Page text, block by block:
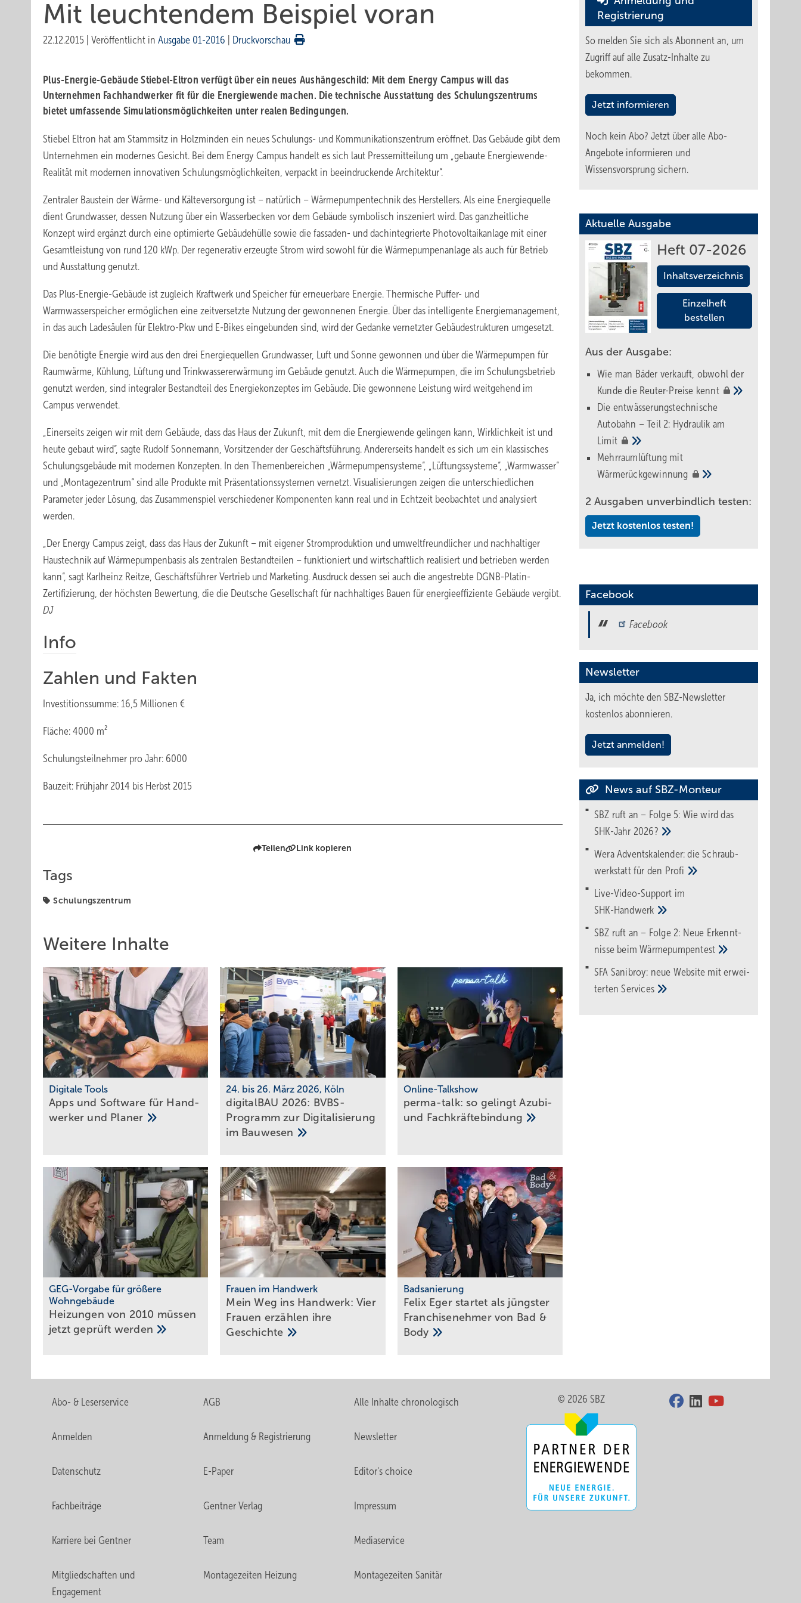
Mit leuchtendem Beispiel voran
22.12.2015 Veröffentlicht in Ausgabe 01-2016 Druckvorschau
Plus-Energie-GebäudeStiebel-Eltron verfügt über ein neues Aushängeschild: Mit dem Energy Campus will das
Unternehmen Fachhandwerker fit für die Energiewende machen. Die technische Ausstattung des Schulungszentrums
bietet umfassende Simulationsmöglichkeiten unter realen Bedingungen.
Stiebel Eltron hat am Stammsitz in Holzminden ein neues Schulungs- und Kommunikationszentrum eröffnet. Das Gebäude gibt dem
Unternehmen ein modernes Gesicht. Bei dem Energy Campus handelt es sich laut Pressemitteilung um „gebaute Energiewende-
Realität mit modernen innovativen Schulungsmöglichkeiten, verpackt in beeindruckende Architektur“.
Zentraler Baustein der Wärme- und Kälteversorgung ist – natürlich – Wärmepumpentechnik des Herstellers. Als eine Energiequelle
dient Grundwasser, dessen Nutzung über ein Wasserbecken vor dem Gebäude symbolisch inszeniert wird. Das ganzheitliche
Konzept wird ergänzt durch eine optimierte Gebäudehülle sowie die fassaden- und dachintegrierte Photovoltaikanlage mit einer
Gesamtleistung von rund 120 kWp. Der regenerativ erzeugte Strom wird sowohl für die Wärmepumpenanlage als auch für Betrieb
und Ausstattung genutzt.
Das Plus-Energie-Gebäude ist zugleich Kraftwerk und Speicher für erneuerbare Energie. Thermische Puffer- und
Warmwasserspeicher ermöglichen eine zeitversetzte Nutzung der gewonnenen Energie. Über das intelligente Energiemanagement,
in das auch Ladesäulen für Elektro-Pkw und E-Bikes eingebunden sind, wird der Gedanke vernetzter Gebäudestrukturen umgesetzt.
Die benötigte Energie wird aus den drei Energiequellen Grundwasser, Luft und Sonne gewonnen und über die Wärmepumpen für
Raumwärme, Kühlung, Lüftung und Trinkwassererwärmung im Gebäude genutzt. Auch die Wärmepumpen, die im Schulungsbetrieb
genutzt werden, sind integraler Bestandteil des Energiekonzeptes im Gebäude. Die gewonnene Leistung wird weitgehend im
Campus verwendet.
„Einerseits zeigen wir mit dem Gebäude, dass das Haus der Zukunft, mit dem die Energiewende gelingen kann, Wirklichkeit ist und
heute gebaut wird“, sagte Rudolf Sonnemann, Vorsitzender der Geschäftsführung. Andererseits handelt es sich um ein klassisches
Schulungsgebäude mit modernen Konzepten. In den Themenbereichen „Wärmepumpensysteme“, „Lüftungssysteme“, „Warmwasser“
und „Montagezentrum“ sind alle Produkte mit Präsentationssystemen vernetzt. Visualisierungen zeigen die unterschiedlichen
Parameter jeder Lösung, das Zusammenspiel verschiedener Komponenten kann real und in Echtzeit beobachtet und analysiert
werden.
„Der Energy Campus zeigt, dass das Haus der Zukunft – mit eigener Stromproduktion und umweltfreundlicher und nachhaltiger
Haustechnik auf Wärmepumpenbasis als zentralen Bestandteilen – funktioniert und wirtschaftlich realisiert und betrieben werden
kann“, sagt Karlheinz Reitze, Geschäftsführer Vertrieb und Marketing. Ausdruck dessen sei auch die angestrebte DGNB-Platin-
Zertifizierung, der höchsten Bewertung, die die Deutsche Gesellschaft für nachhaltiges Bauen für energieeffiziente Gebäude vergibt.
DJ
Info
Zahlen und Fakten
Investitionssumme: 16,5 Millionen €
Fläche: 4000 m²
Schulungsteilnehmer pro Jahr: 6000
Bauzeit: Frühjahr 2014 bis Herbst 2015
Teilen Link kopieren
Tags
Schulungszentrum
Weitere Inhalte
Digitale Tools
Apps und Soft­ware für Hand­
werker und Planer
24. bis 26. März 2026, Köln
digitalBAU 2026: BVBS-
Programm zur Digi­ta­li­sie­rung
im Bau­wesen
Online-Talkshow
perma-talk: so gelingt Azubi-
und Fach­kräf­te­bin­dung
GEG-Vorgabe für größere
Wohngebäude
Heizungen von 2010 müssen
jetzt geprüft werden
Frauen im Handwerk
Mein Weg ins Handwerk: Vier
Frau­en er­zäh­len ihre
Ge­schich­te
Badsanierung
Felix Eger startet als jüngster
Fran­chise­neh­mer von Bad &
Body
Registrierung
So melden Sie sich als Abonnent an, um
Zugriff auf alle Zusatz-Inhalte zu
bekommen.
Jetzt informieren
Noch kein Abo? Jetzt über alle Abo-
Angebote informieren und
Wissensvorsprung sichern.
Aktuelle Ausgabe
Heft 07-2026
Inhaltsverzeichnis
Einzelheft
bestellen
Aus der Ausgabe:
Wie man Bäder verkauft, obwohl der
Kunde die Reuter-Preise kennt
Die entwässerungstechnische
Autobahn – Teil 2: Hydraulik am
Limit
Mehrraumlüftung mit
Wärmerückgewinnung
2 Ausgaben unverbindlich testen:
Jetzt kostenlos testen!
Facebook
Facebook
Newsletter
Ja, ich möchte den SBZ-Newsletter
kostenlos abonnieren.
Jetzt anmelden!
News auf SBZ-Monteur
SBZ ruft an – Folge 5: Wie wird das
SHK-Jahr 2026?
Wera Adventskalender: die Schraub­
werk­statt für den Pro­fi
Live-Video-Support im
SHK-Handwerk
SBZ ruft an – Folge 2: Neue Erkennt­
nisse beimWärme­pumpen­test
SFA Sanibroy: neue Web­site mit erwei­
tertenServices
Abo- & Leserservice AGB Alle Inhalte chronologisch
Anmelden Anmeldung & Registrierung Newsletter
Datenschutz E-Paper Editor's choice
Fachbeiträge Gentner Verlag Impressum
Karriere bei Gentner Team Mediaservice
Mitgliedschaften und
Engagement
Montagezeiten Heizung Montagezeiten Sanitär
© 2026 SBZ